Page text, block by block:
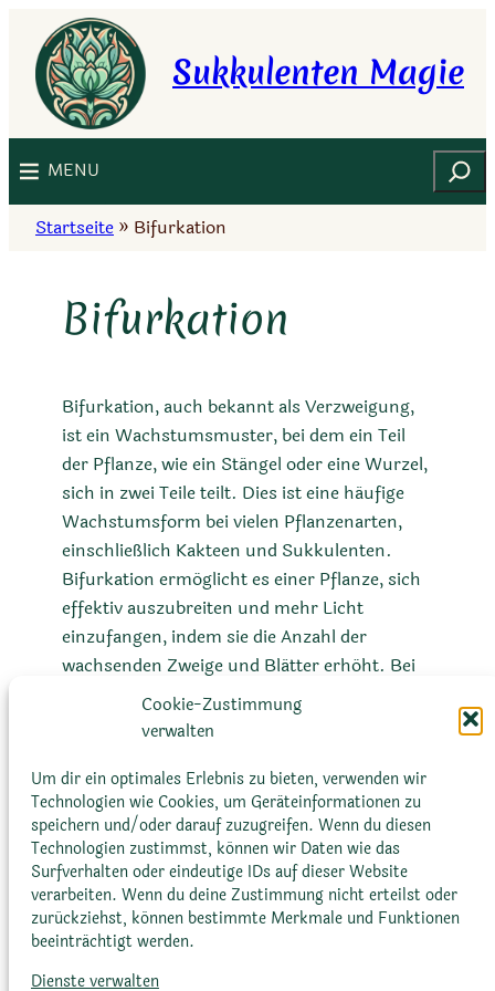
Cookie-Zustimmung
verwalten
Um dir ein optimales Erlebnis zu bieten, verwenden wir
Technologien wie Cookies, um Geräteinformationen zu
speichern und/oder darauf zuzugreifen. Wenn du diesen
Technologien zustimmst, können wir Daten wie das
Surfverhalten oder eindeutige IDs auf dieser Website
verarbeiten. Wenn du deine Zustimmung nicht erteilst oder
zurückziehst, können bestimmte Merkmale und Funktionen
beeinträchtigt werden.
Dienste verwalten
Inhalt
springen
Sukkulenten Magie
MENU Suchen
Startseite » Bifurkation
Bifurkation
Bifurkation, auch bekannt als Verzweigung,
ist ein Wachstumsmuster, bei dem ein Teil
der Pflanze, wie ein Stängel oder eine Wurzel,
sich in zwei Teile teilt. Dies ist eine häufige
Wachstumsform bei vielen Pflanzenarten,
einschließlich Kakteen und Sukkulenten.
Bifurkation ermöglicht es einer Pflanze, sich
effektiv auszubreiten und mehr Licht
einzufangen, indem sie die Anzahl der
wachsenden Zweige und Blätter erhöht. Bei
einigen Sukkulenten kann die Bifurkation
auch dazu dienen, die Pflanze vor Schäden zu
Struktur bereitstellt, falls ein Teil der Pflanze
beschädigt wird.